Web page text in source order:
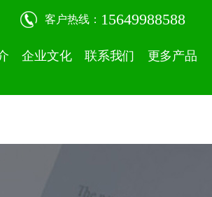
客户热线： 15649988588
企业文化 联系我们 更多产品